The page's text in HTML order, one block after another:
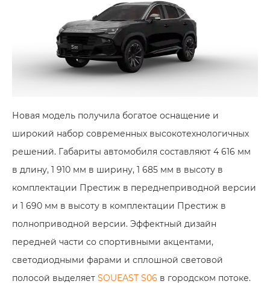
Новая модель получила богатое оснащение и
широкий набор современных высокотехнологичных
решений. Габариты автомобиля составляют 4 616 мм
в длину, 1 910 мм в ширину, 1 685 мм в высоту в
комплектации Престиж в переднеприводной версии
и 1 690 мм в высоту в комплектации Престиж в
полноприводной версии. Эффектный дизайн
передней части со спортивными акцентами,
светодиодными фарами и сплошной световой
полосой выделяет SOUEAST S06 в городском потоке.